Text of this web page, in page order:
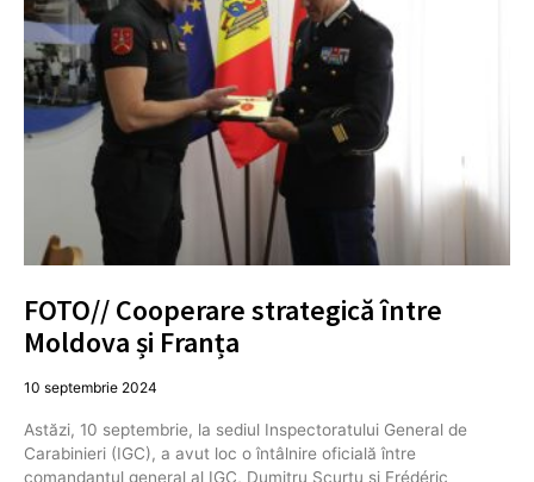
FOTO// Cooperare strategică între
Moldova și Franța
10 septembrie 2024
Astăzi, 10 septembrie, la sediul Inspectoratului General de
Carabinieri (IGC), a avut loc o întâlnire oficială între
comandantul general al IGC, Dumitru Scurtu și Frédéric